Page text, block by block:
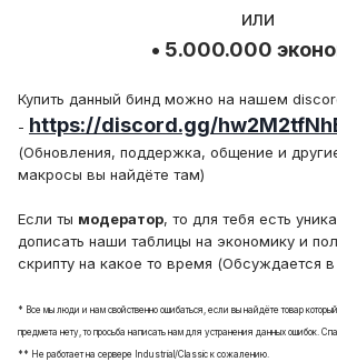
или
• 5.000.000
Купить данный бинд можно на нашем
- https://discord.gg/
(Обновления, поддержка, общение и
макросы вы найдёте там)
Если ты модератор, то для тебя есть
дописать наши таблицы на экономику и
скрипту на какое то время (Обсуждается в
* Все мы люди и нам свойственно ошибаться, если вы найдёте товар
предмета нету, то просьба написать нам для устранения данных ошибок.
** Не работает на сервере Industrial/Classic к сожалению.